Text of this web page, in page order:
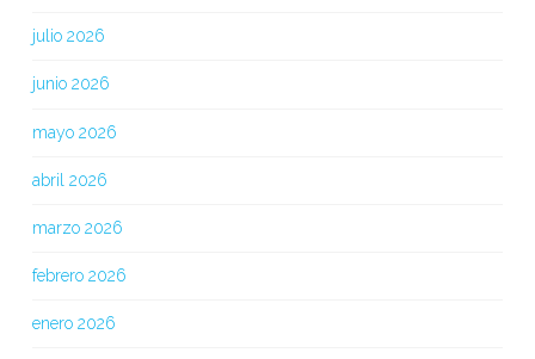
julio 2026
junio 2026
mayo 2026
abril 2026
marzo 2026
febrero 2026
enero 2026